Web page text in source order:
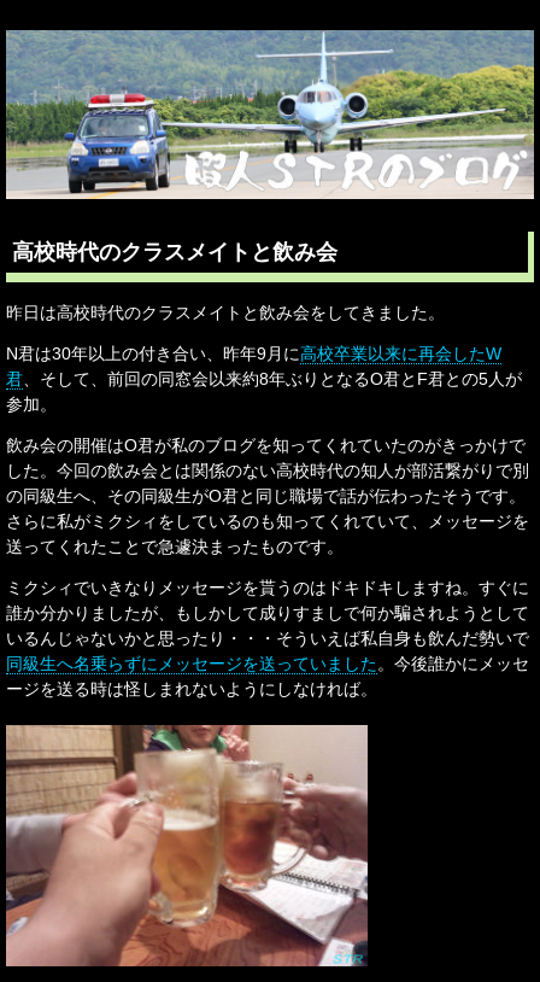
高校時代のクラスメイトと飲み会
昨日は高校時代のクラスメイトと飲み会をしてきました。
N君は30年以上の付き合い、昨年9月に高校卒業以来に再会したW
君 、そして、前回の同窓会以来約8年ぶりとなるO君とF君との5人が
参加。
飲み会の開催はO君が私のブログを知ってくれていたのがきっかけで
した。今回の飲み会とは関係のない高校時代の知人が部活繋がりで別
の同級生へ、その同級生がO君と同じ職場で話が伝わったそうです。
さらに私がミクシィをしているのも知ってくれていて、メッセージを
送ってくれたことで急遽決まったものです。
ミクシィでいきなりメッセージを貰うのはドキドキしますね。すぐに
誰か分かりましたが、もしかして成りすましで何か騙されようとして
いるんじゃないかと思ったり・・・そういえば私自身も飲んだ勢いで
同級生へ名乗らずにメッセージを送っていました。今後誰かにメッセ
ージを送る時は怪しまれないようにしなければ。